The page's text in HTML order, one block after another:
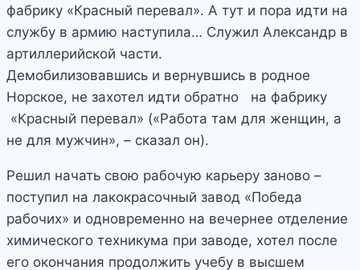
фабрику «Красный перевал». А тут и пора идти на
службу в армию наступила… Служил Александр в
артиллерийской части.
Демобилизовавшись и вернувшись в родное
Норское, не захотел идти обратно на фабрику
«Красный перевал» («Работа там для женщин, а
не для мужчин», – сказал он).
Решил начать свою рабочую карьеру заново –
поступил на лакокрасочный завод «Победа
рабочих» и одновременно на вечернее отделение
химического техникума при заводе, хотел после
его окончания продолжить учебу в высшем